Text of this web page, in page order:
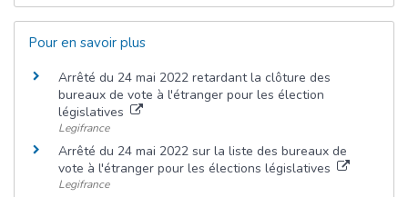
Pour en savoir plus
Arrêté du 24 mai 2022 retardant la clôture des
bureaux de vote à l'étranger pour les élection
législatives
Legifrance
Arrêté du 24 mai 2022 sur la liste des bureaux de
vote à l'étranger pour les élections législatives
Legifrance